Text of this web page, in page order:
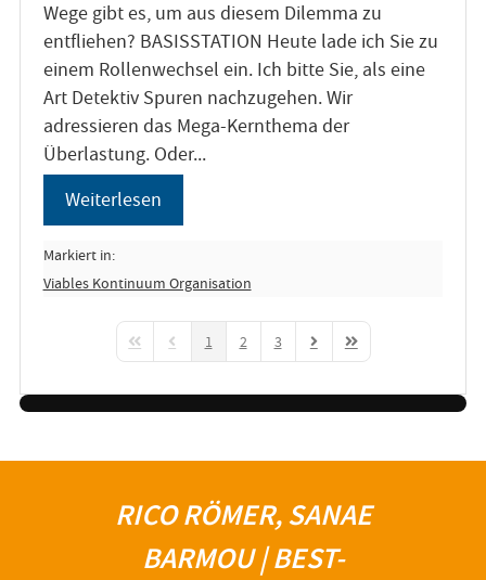
Wege gibt es, um aus diesem Dilemma zu
entfliehen? BASISSTATION Heute lade ich Sie zu
einem Rollenwechsel ein. Ich bitte Sie, als eine
Art Detektiv Spuren nachzugehen. Wir
adressieren das Mega-Kernthema der
Überlastung. Oder...
Weiterlesen
Markiert in:
Viables Kontinuum Organisation
First PagePrevious Page
1 2 3 Next PageLast Page
RICO RÖMER, SANAE
BARMOU | BEST-